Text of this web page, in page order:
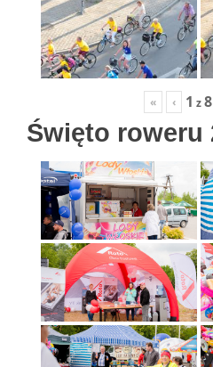
« ‹ 1 z8
Święto roweru